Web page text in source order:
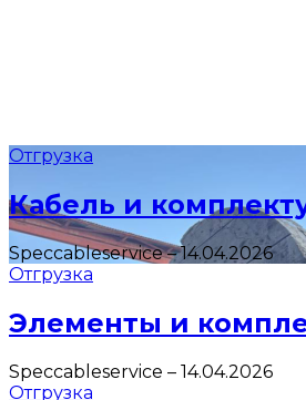
Отгрузка
Кабель и
Speccableservice–14.04.2026
Отгрузка
Элементы и
Speccableservice – 14.04.2026
Отгрузка